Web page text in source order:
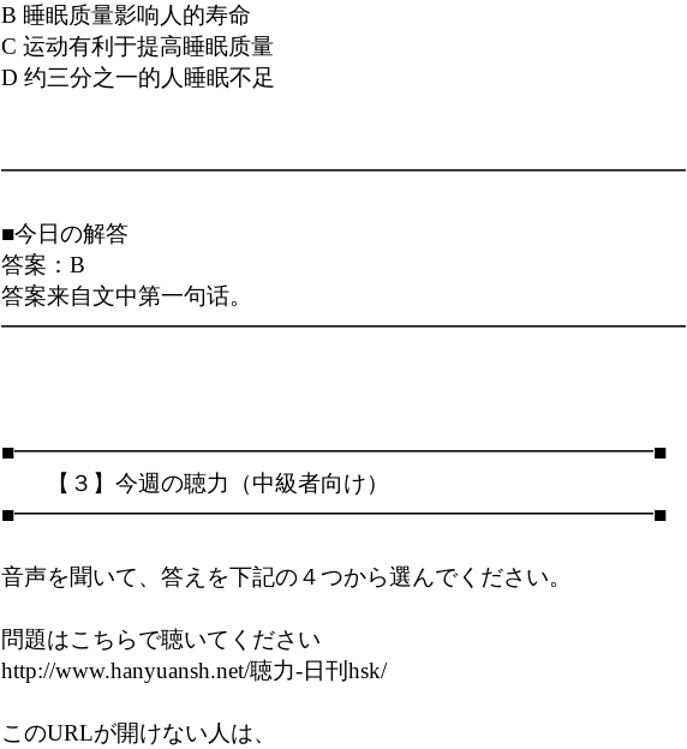
B 睡眠质量影响人的寿命
C 运动有利于提高睡眠质量
D 约三分之一的人睡眠不足
━━━━━━━━━━━━━━━━━━━━━━━━━━━━━━
■今日の解答
答案：B
答案来自文中第一句话。
━━━━━━━━━━━━━━━━━━━━━━━━━━━━━━
■━━━━━━━━━━━━━━━━━━━━━━━━━━━━■
【３】今週の聴力（中級者向け）
■━━━━━━━━━━━━━━━━━━━━━━━━━━━━■
音声を聞いて、答えを下記の４つから選んでください。
問題はこちらで聴いてください
http://www.hanyuansh.net/聴力-日刊hsk/
このURLが開けない人は、